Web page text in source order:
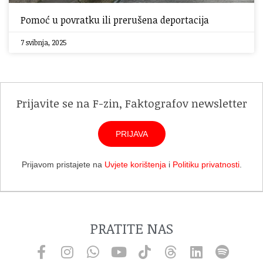
Pomoć u povratku ili prerušena deportacija
7 svibnja, 2025
Prijavite se na F-zin, Faktografov newsletter
PRIJAVA
Prijavom pristajete na Uvjete korištenja i Politiku privatnosti.
PRATITE NAS